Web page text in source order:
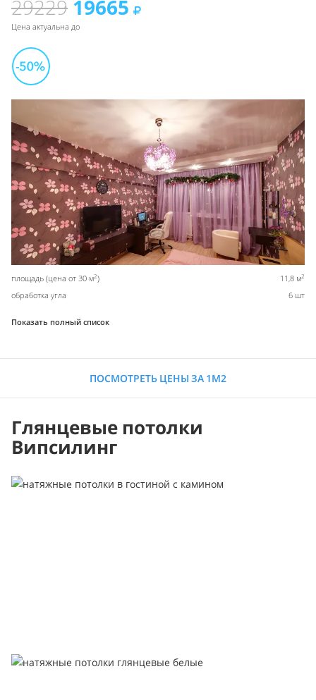
29229 19665
Цена актуальна до
площадь (цена от 30 м2) 11,8 м2
обработка угла 6 шт
Показать полный список
ПОСМОТРЕТЬ ЦЕНЫ ЗА 1М2
Глянцевые потолки
Випсилинг